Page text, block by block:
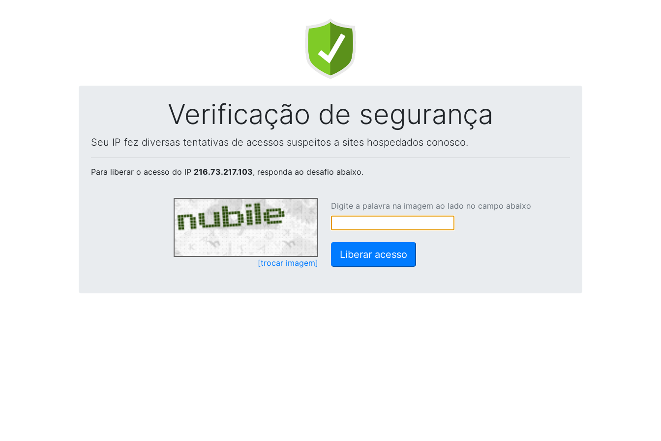
Verificação de segurança
Seu IP fez diversas tentativas de acessos suspeitos a sites hospedados conosco.
Para liberar o acesso do IP 216.73.217.103, responda ao desafio abaixo.
[trocar imagem]
Digite a palavra na imagem ao lado no campo abaixo